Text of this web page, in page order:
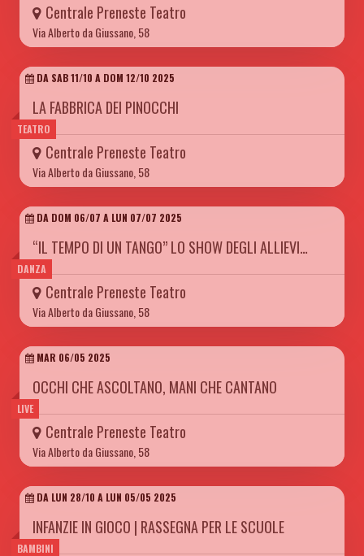
Centrale Preneste Teatro
Via Alberto da Giussano, 58
TEATRO
DA SAB 11/10 A DOM 12/10 2025
LA FABBRICA DEI PINOCCHI
Centrale Preneste Teatro
Via Alberto da Giussano, 58
DANZA
DA DOM 06/07 A LUN 07/07 2025
“IL TEMPO DI UN TANGO” LO SHOW DEGLI ALLIEVI…
Centrale Preneste Teatro
Via Alberto da Giussano, 58
LIVE
MAR 06/05 2025
OCCHI CHE ASCOLTANO, MANI CHE CANTANO
Centrale Preneste Teatro
Via Alberto da Giussano, 58
BAMBINI
DA LUN 28/10 A LUN 05/05 2025
INFANZIE IN GIOCO | RASSEGNA PER LE SCUOLE